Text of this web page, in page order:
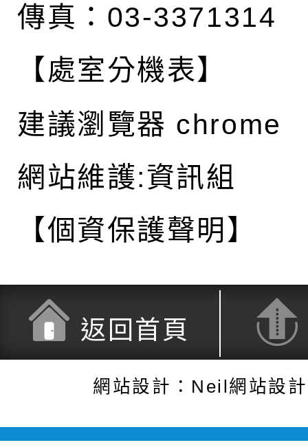
傳真：03-3371314
【處室分機表】
建議瀏覽器 chrome
網站維護:資訊組
【個資保護聲明】
返回首頁
網站設計：Neil網站設